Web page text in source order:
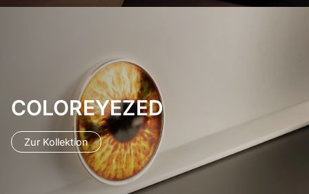
COLOREYEZED
Zur Kollektion